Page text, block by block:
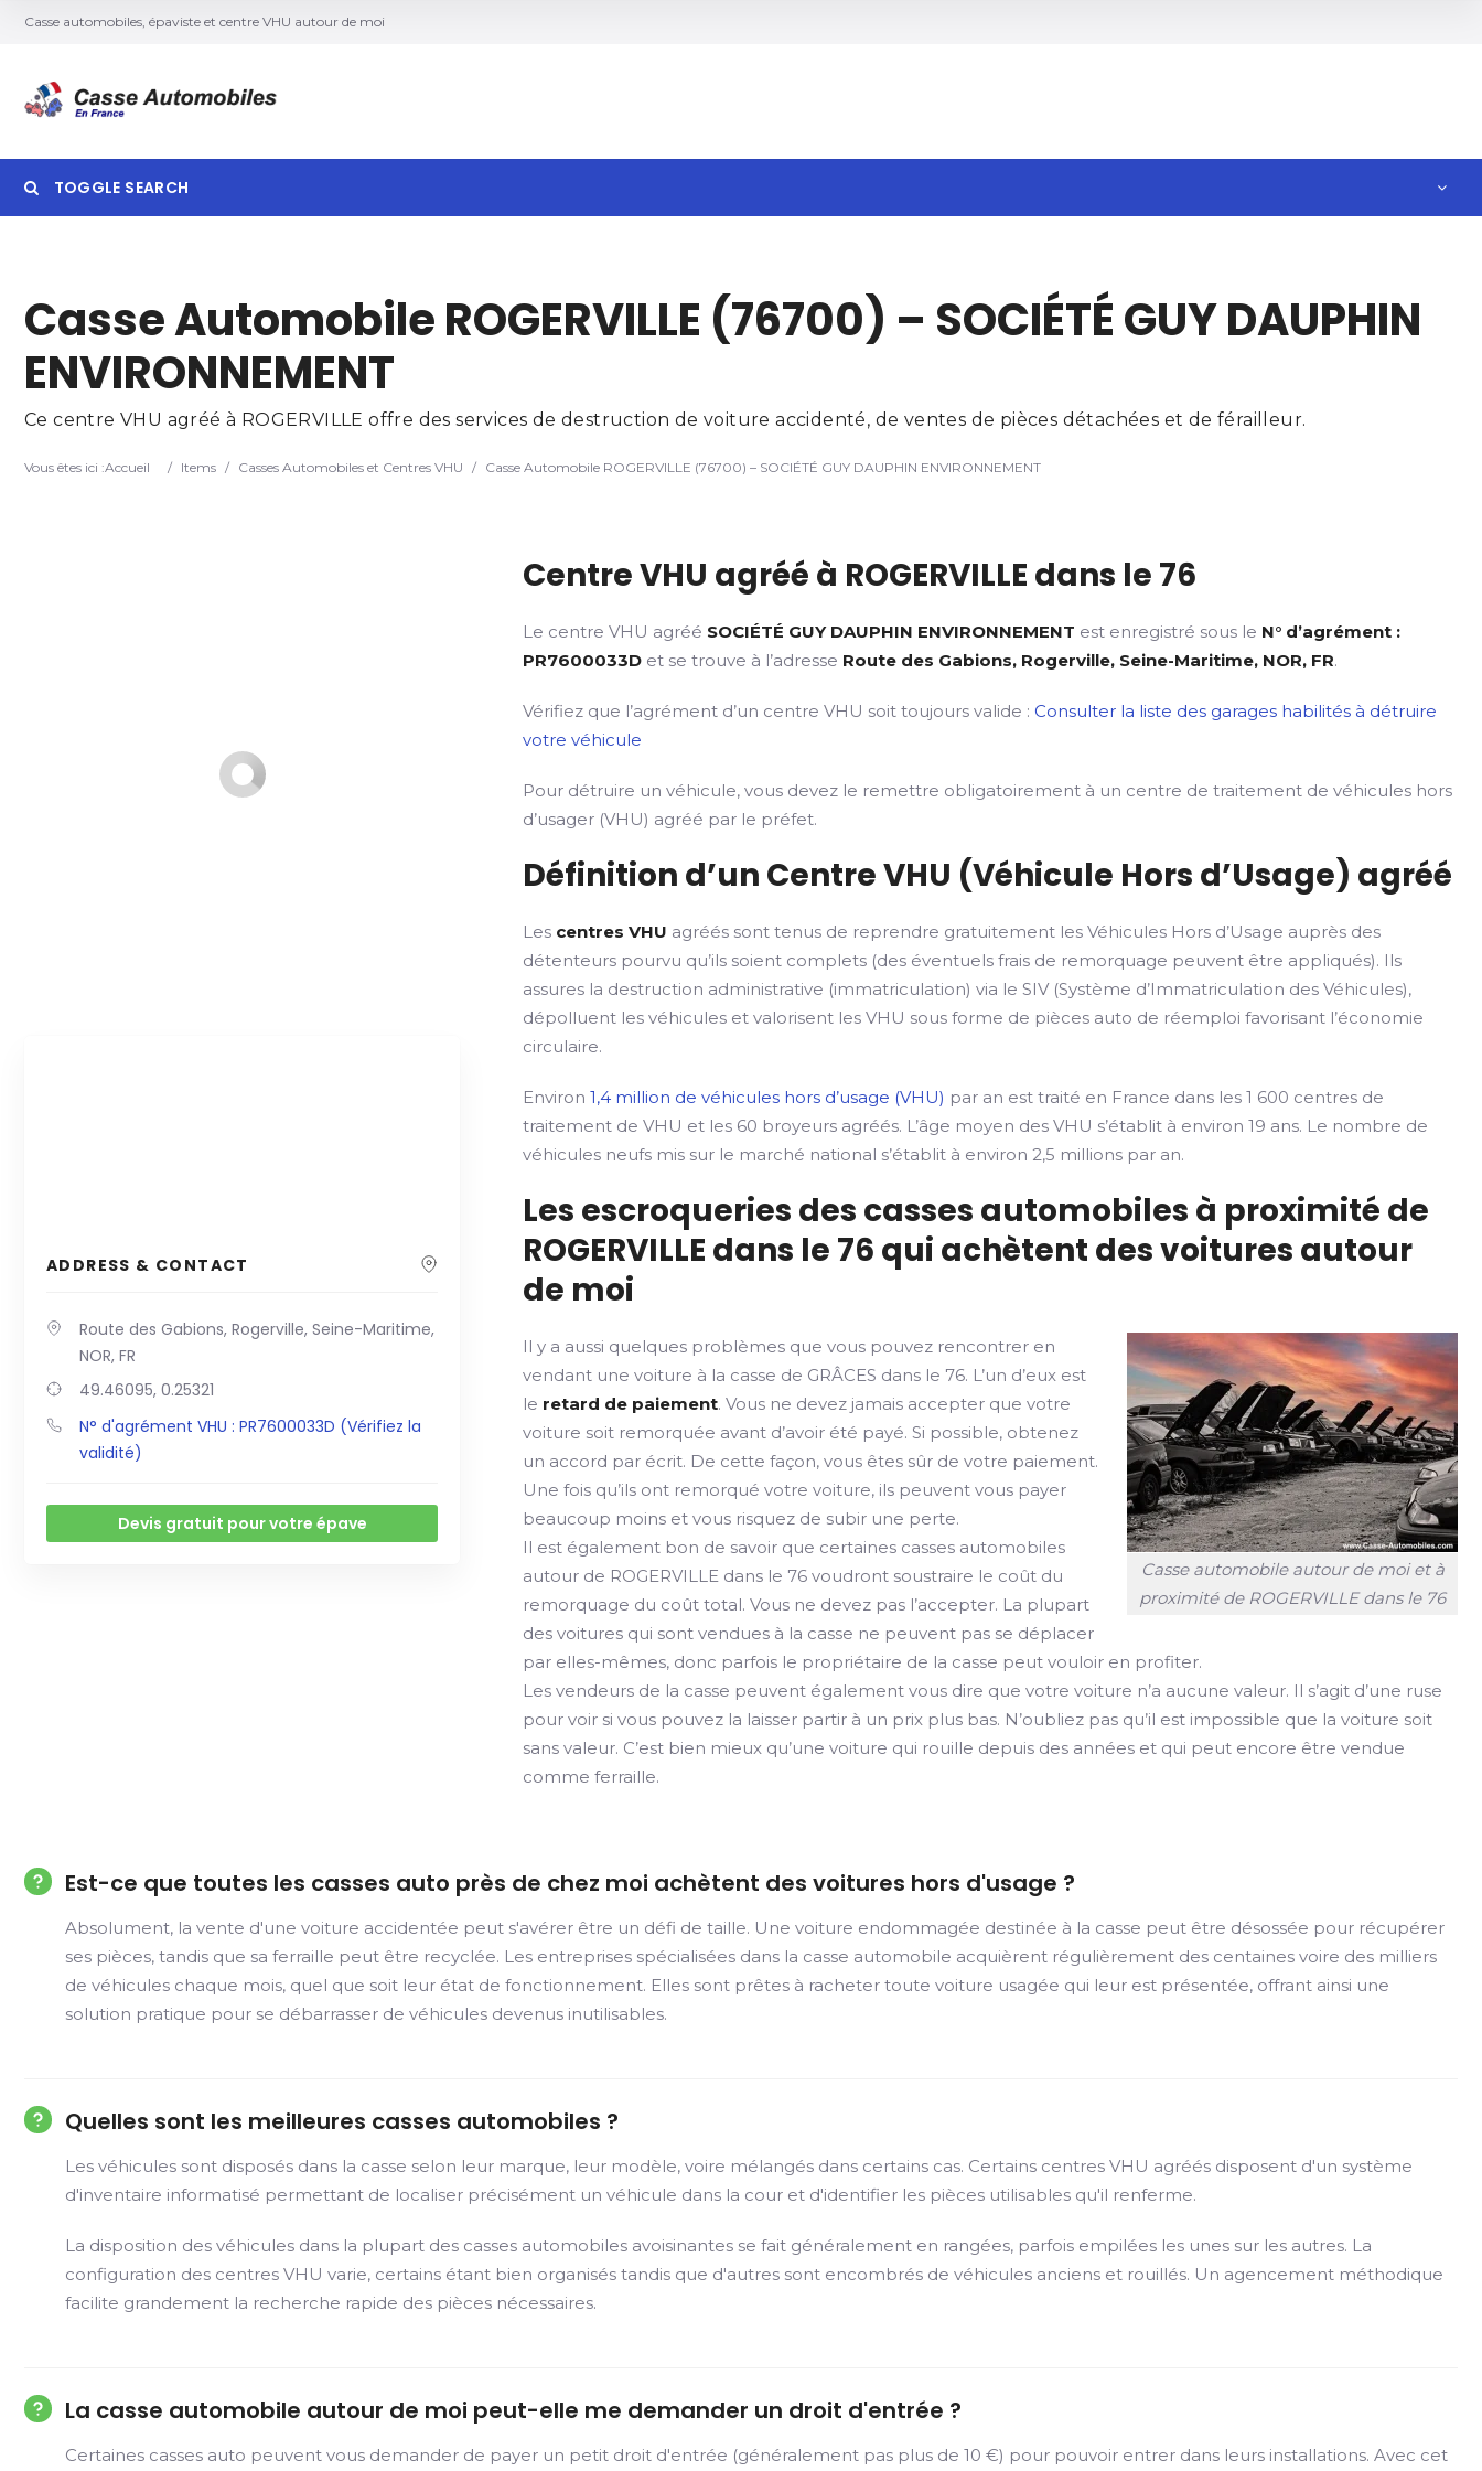
Casse automobiles, épaviste et centre VHU autour de moi
TOGGLE SEARCH
Search
Casse Automobile ROGERVILLE (76700) – SOCIÉTÉ GUY DAUPHIN
ENVIRONNEMENT
Ce centre VHU agréé à ROGERVILLE offre des services de destruction de voiture accidenté, de ventes de pièces détachées et de férailleur.
Vous êtes ici :Accueil / Items / Casses Automobiles et Centres VHU / Casse Automobile ROGERVILLE (76700) – SOCIÉTÉ GUY DAUPHIN ENVIRONNEMENT
ADDRESS & CONTACT
Route des Gabions, Rogerville, Seine-Maritime,
NOR, FR
49.46095, 0.25321
N° d'agrément VHU : PR7600033D (Vérifiez la
validité)
Devis gratuit pour votre épave
Centre VHU agréé à ROGERVILLE dans le 76
Le centre VHU agréé SOCIÉTÉ GUY DAUPHIN ENVIRONNEMENT est enregistré sous le N° d’agrément :
PR7600033D et se trouve à l’adresse Route des Gabions, Rogerville, Seine-Maritime, NOR, FR.
Vérifiez que l’agrément d’un centre VHU soit toujours valide : Consulter la liste des garages habilités à détruire
votre véhicule
Pour détruire un véhicule, vous devez le remettre obligatoirement à un centre de traitement de véhicules hors
d’usager (VHU) agréé par le préfet.
Définition d’un Centre VHU (Véhicule Hors d’Usage) agréé
Les centres VHU agréés sont tenus de reprendre gratuitement les Véhicules Hors d’Usage auprès des
détenteurs pourvu qu’ils soient complets (des éventuels frais de remorquage peuvent être appliqués). Ils
assures la destruction administrative (immatriculation) via le SIV (Système d’Immatriculation des Véhicules),
dépolluent les véhicules et valorisent les VHU sous forme de pièces auto de réemploi favorisant l’économie
circulaire.
Environ1,4 million de véhicules hors d’usage (VHU) par an est traité en France dans les 1 600 centres de
traitement de VHU et les 60 broyeurs agréés. L’âge moyen des VHU s’établit à environ 19 ans. Le nombre de
véhicules neufs mis sur le marché national s’établit à environ 2,5 millions par an.
Les escroqueries des casses automobiles à proximité de
ROGERVILLE dans le 76 qui achètent des voitures autour
de moi
Casse automobile autour de moi et à
proximité de ROGERVILLE dans le 76
Il y a aussi quelques problèmes que vous pouvez rencontrer en
vendant une voiture à la casse de GRÂCES dans le 76. L’un d’eux est
le retard de paiement. Vous ne devez jamais accepter que votre
voiture soit remorquée avant d’avoir été payé. Si possible, obtenez
un accord par écrit. De cette façon, vous êtes sûr de votre paiement.
Une fois qu’ils ont remorqué votre voiture, ils peuvent vous payer
beaucoup moins et vous risquez de subir une perte.
Il est également bon de savoir que certaines casses automobiles
autour de ROGERVILLE dans le 76 voudront soustraire le coût du
remorquage du coût total. Vous ne devez pas l’accepter. La plupart
des voitures qui sont vendues à la casse ne peuvent pas se déplacer
par elles-mêmes, donc parfois le propriétaire de la casse peut vouloir en profiter.
Les vendeurs de la casse peuvent également vous dire que votre voiture n’a aucune valeur. Il s’agit d’une ruse
pour voir si vous pouvez la laisser partir à un prix plus bas. N’oubliez pas qu’il est impossible que la voiture soit
sans valeur. C’est bien mieux qu’une voiture qui rouille depuis des années et qui peut encore être vendue
comme ferraille.
Est-ce que toutes les casses auto près de chez moi achètent des voitures hors d'usage ?
Absolument, la vente d'une voiture accidentée peut s'avérer être un défi de taille. Une voiture endommagée destinée à la casse peut être désossée pour récupérer
ses pièces, tandis que sa ferraille peut être recyclée. Les entreprises spécialisées dans la casse automobile acquièrent régulièrement des centaines voire des milliers
de véhicules chaque mois, quel que soit leur état de fonctionnement. Elles sont prêtes à racheter toute voiture usagée qui leur est présentée, offrant ainsi une
solution pratique pour se débarrasser de véhicules devenus inutilisables.
Quelles sont les meilleures casses automobiles ?
Les véhicules sont disposés dans la casse selon leur marque, leur modèle, voire mélangés dans certains cas. Certains centres VHU agréés disposent d'un système
d'inventaire informatisé permettant de localiser précisément un véhicule dans la cour et d'identifier les pièces utilisables qu'il renferme.
La disposition des véhicules dans la plupart des casses automobiles avoisinantes se fait généralement en rangées, parfois empilées les unes sur les autres. La
configuration des centres VHU varie, certains étant bien organisés tandis que d'autres sont encombrés de véhicules anciens et rouillés. Un agencement méthodique
facilite grandement la recherche rapide des pièces nécessaires.
La casse automobile autour de moi peut-elle me demander un droit d'entrée ?
Certaines casses auto peuvent vous demander de payer un petit droit d'entrée (généralement pas plus de 10 €) pour pouvoir entrer dans leurs installations. Avec cet